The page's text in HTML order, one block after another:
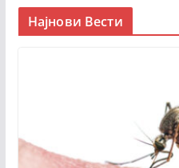
Најнови Вести